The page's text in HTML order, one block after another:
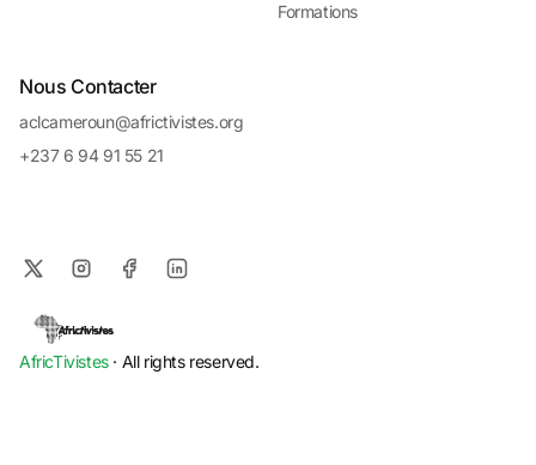
Formations
Nous Contacter
aclcameroun@africtivistes.org
+237 6 94 91 55 21
AfricTivistes· All rights reserved.